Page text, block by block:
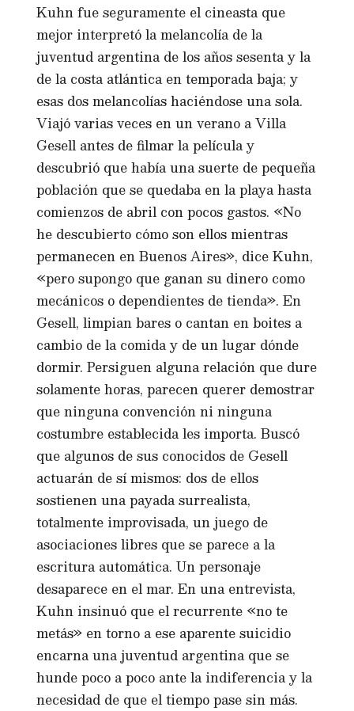
Kuhn fue seguramente el cineasta que
mejor interpretó la melancolía de la
juventud argentina de los años sesenta y la
de la costa atlántica en temporada baja; y
esas dos melancolías haciéndose una sola.
Viajó varias veces en un verano a Villa
Gesell antes de filmar la película y
descubrió que había una suerte de pequeña
población que se quedaba en la playa hasta
comienzos de abril con pocos gastos. «No
he descubierto cómo son ellos mientras
permanecen en Buenos Aires», dice Kuhn,
«pero supongo que ganan su dinero como
mecánicos o dependientes de tienda». En
Gesell, limpian bares o cantan en boites a
cambio de la comida y de un lugar dónde
dormir. Persiguen alguna relación que dure
solamente horas, parecen querer demostrar
que ninguna convención ni ninguna
costumbre establecida les importa. Buscó
que algunos de sus conocidos de Gesell
actuarán de sí mismos: dos de ellos
sostienen una payada surrealista,
totalmente improvisada, un juego de
asociaciones libres que se parece a la
escritura automática. Un personaje
desaparece en el mar. En una entrevista,
Kuhn insinuó que el recurrente «no te
metás» en torno a ese aparente suicidio
encarna una juventud argentina que se
hunde poco a poco ante la indiferencia y la
necesidad de que el tiempo pase sin más.